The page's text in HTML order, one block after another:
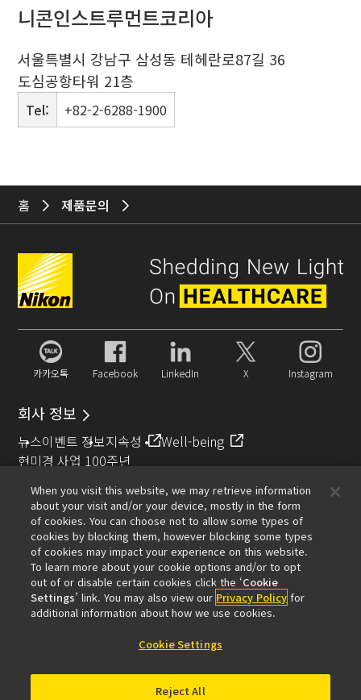
니콘인스트루먼트코리아
서울특별시 강남구 삼성동 테헤란로87길 36
도심공항타워 21층
Tel: +82-2-6288-1900
홈 제품문의
카카오톡 Facebook LinkedIn X Instagram
회사 정보
뉴스이벤트 정보지속성
Well-being
현미경 사업 100주년
추천 링크
대물렌즈 셀렉터 Resolution CalculatorPubScopeOEM
Nikon Small World
MicroscopyU
기타 니콘 제품
카메라 및 쌍안경 관련 제품
산업용 계측 제품
When you visit this website, we may retrieve information
about your visit and/or your device, mostly in the form
of cookies. You can choose not to allow some types of
cookies by blocking them, however blocking some types
of cookies may impact your experience on this website.
To learn more about your cookie options and/or to opt
out of or disable certain cookies click the ‘Cookie
Settings’ link. You may also view our Privacy Policy for
additional information about how we use cookies.
Cookie Settings
Reject All